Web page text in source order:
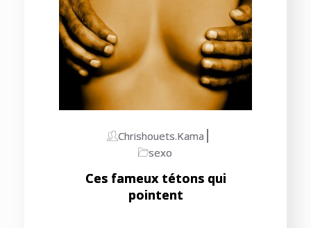
Chrishouets.kama
sexo
Ces fameux tétons qui
pointent